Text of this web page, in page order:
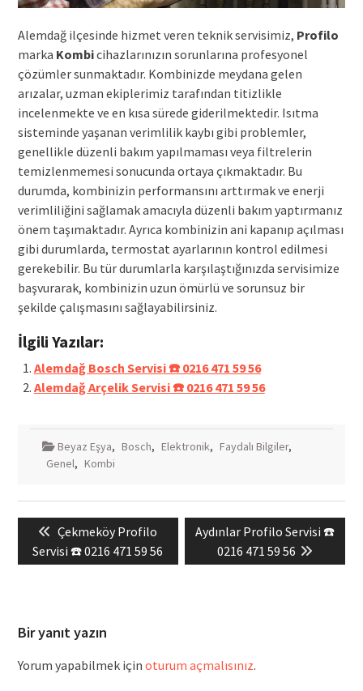
Alemdağ ilçesinde hizmet veren teknik servisimiz, Profilo
marka Kombicihazlarınızın sorunlarına profesyonel
çözümler sunmaktadır. Kombinizde meydana gelen
arızalar, uzman ekiplerimiz tarafından titizlikle
incelenmekte ve en kısa sürede giderilmektedir. Isıtma
sisteminde yaşanan verimlilik kaybı gibi problemler,
genellikle düzenli bakım yapılmaması veya filtrelerin
temizlenmemesi sonucunda ortaya çıkmaktadır. Bu
durumda, kombinizin performansını arttırmak ve enerji
verimliliğini sağlamak amacıyla düzenli bakım yaptırmanız
önem taşımaktadır. Ayrıca kombinizin ani kapanıp açılması
gibi durumlarda, termostat ayarlarının kontrol edilmesi
gerekebilir. Bu tür durumlarla karşılaştığınızda servisimize
başvurarak, kombinizin uzun ömürlü ve sorunsuz bir
şekilde çalışmasını sağlayabilirsiniz.
İlgili Yazılar:
Alemdağ Bosch Servisi ☎️ 0216 471 59 56
Alemdağ Arçelik Servisi ☎️ 0216 471 59 56
Beyaz Eşya, Bosch, Elektronik, Faydalı Bilgiler,
Genel, Kombi
gezinmesi
Previous
post:
Çekmeköy Profilo
Servisi ☎️ 0216 471 59 56
Next
post:
Aydınlar Profilo Servisi ☎️
0216 471 59 56
Bir yanıt yazın
Yorum yapabilmek için oturum açmalısınız.